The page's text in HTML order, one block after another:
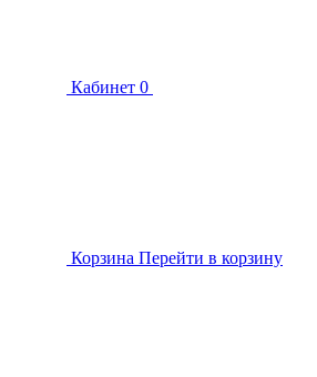
Кабинет 0
Корзина Перейти в корзину